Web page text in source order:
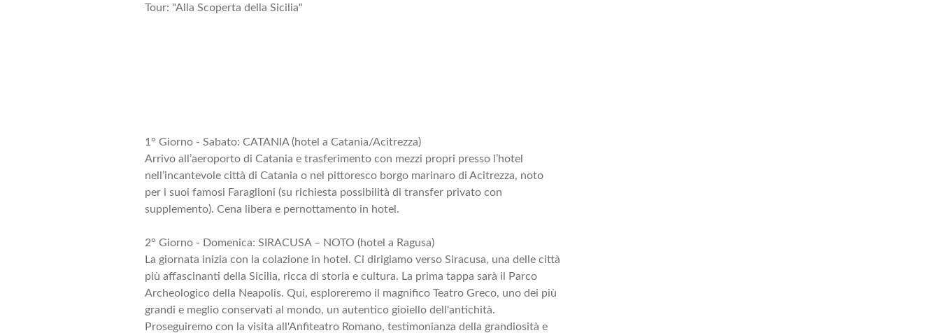
Tour: "Alla Scoperta della Sicilia"
1° Giorno - Sabato: CATANIA (hotel a Catania/Acitrezza)
Arrivo all’aeroporto di Catania e trasferimento con mezzi propri presso l’hotel
nell’incantevole città di Catania o nel pittoresco borgo marinaro di Acitrezza, noto
per i suoi famosi Faraglioni (su richiesta possibilità di transfer privato con
supplemento). Cena libera e pernottamento in hotel.
2° Giorno - Domenica: SIRACUSA – NOTO (hotel a Ragusa)
La giornata inizia con la colazione in hotel. Ci dirigiamo verso Siracusa, una delle città
più affascinanti della Sicilia, ricca di storia e cultura. La prima tappa sarà il Parco
Archeologico della Neapolis. Qui, esploreremo il magnifico Teatro Greco, uno dei più
grandi e meglio conservati al mondo, un autentico gioiello dell'antichità.
Proseguiremo con la visita all'Anfiteatro Romano, testimonianza della grandiosità e